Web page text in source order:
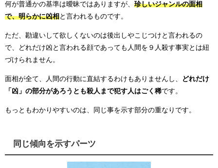
何が普通かの基準は曖昧ではありますが、 珍しいジャンルの面相
で、明らかに凶相と言われるものです。
ただ、勘違いして欲しくないのは後出しやこじつけと言われるの
で、どれだけ凶と言われる顔であっても人間を９人殺す事実とは紐
づけられません。
面相が全て、人間の行動に直結するわけもありませんし、
どれだけ
「凶」の部分があろうとも殺人まで犯す人はごく稀です。
もっともわかりやすいのは、同じ事を示す部分の重なりです。
同じ傾向を示すパーツ